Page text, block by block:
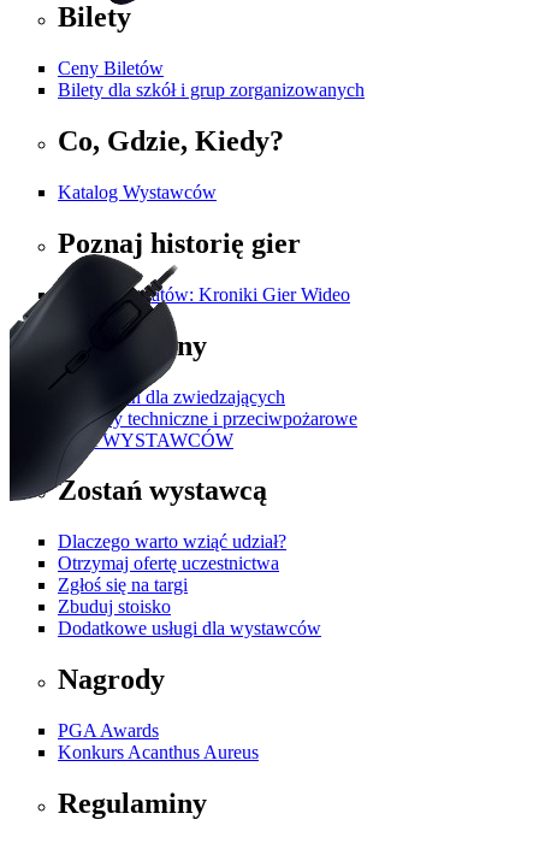
Bilety
Ceny Biletów
Bilety dla szkół i grup zorganizowanych
Co, Gdzie, Kiedy?
Katalog Wystawców
Poznaj historię gier
Twórcy Światów: Kroniki Gier Wideo
Regulaminy
Regulamin dla zwiedzających
Przepisy techniczne i przeciwpożarowe
DLA WYSTAWCÓW
Zostań wystawcą
Dlaczego warto wziąć udział?
Otrzymaj ofertę uczestnictwa
Zgłoś się na targi
Zbuduj stoisko
Dodatkowe usługi dla wystawców
Nagrody
PGA Awards
Konkurs Acanthus Aureus
Regulaminy